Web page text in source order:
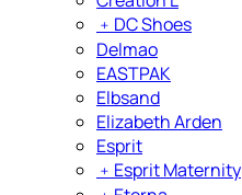
﹢ DC Shoes
Delmao
EASTPAK
Elbsand
Elizabeth Arden
Esprit
﹢ Esprit Maternity